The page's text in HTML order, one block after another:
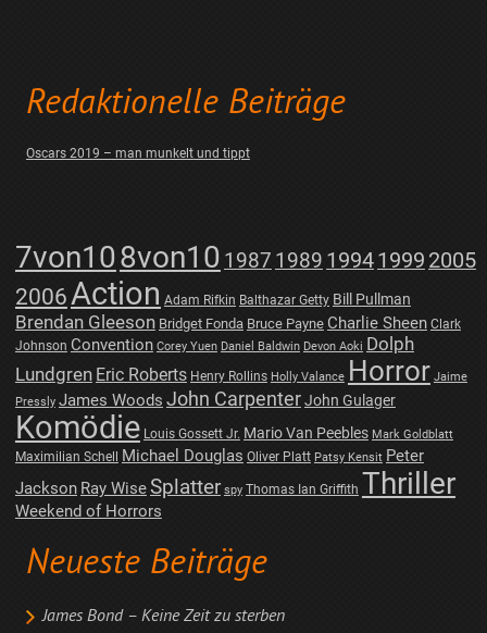
Redaktionelle Beiträge
Oscars 2019 – man munkelt und tippt
7von108von10 1987 1989 19941999 2005
2006Action Adam Rifkin Balthazar Getty Bill Pullman
Brendan Gleeson Bridget Fonda Bruce Payne Charlie Sheen Clark
Johnson Convention Corey Yuen Daniel Baldwin Devon Aoki Dolph
Lundgren Eric Roberts Henry Rollins Holly Valance Horror Jaime
Pressly James Woods John CarpenterJohn Gulager
Komödie Louis Gossett Jr. Mario Van Peebles Mark Goldblatt
Maximilian Schell Michael Douglas Oliver Platt Patsy Kensit Peter
Jackson Ray WiseSplatter spy Thomas Ian Griffith Thriller
Weekend of Horrors
Neueste Beiträge
James Bond – Keine Zeit zu sterben